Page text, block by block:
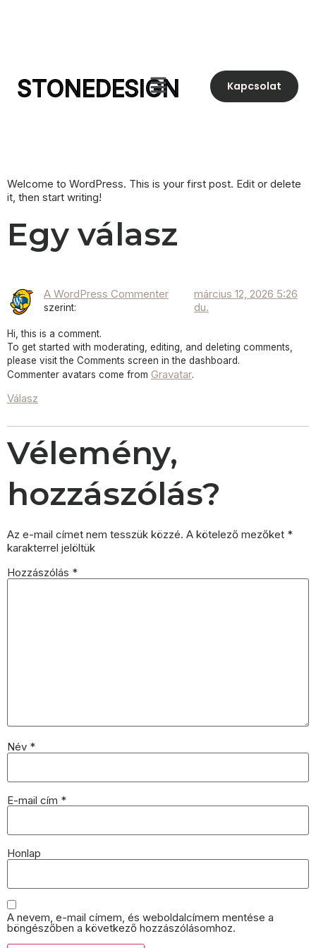
STONEDESIGN Kapcsolat
Welcome to WordPress. This is your first post. Edit or delete
it, then start writing!
Egy válasz
A WordPress Commenter
szerint:
március 12, 2026 5:26
du.
Hi, this is a comment.
To get started with moderating, editing, and deleting comments,
please visit the Comments screen in the dashboard.
Commenter avatars come from Gravatar.
Válasz
Vélemény,
hozzászólás?
Az e-mail címet nem tesszük közzé. A kötelező mezőket *
karakterrel jelöltük
Hozzászólás *
Név *
E-mail cím *
Honlap
A nevem, e-mail címem, és weboldalcímem mentése a
böngészőben a következő hozzászólásomhoz.